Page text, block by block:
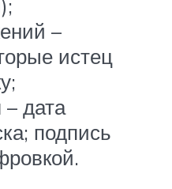
–
истец
дата
подпись